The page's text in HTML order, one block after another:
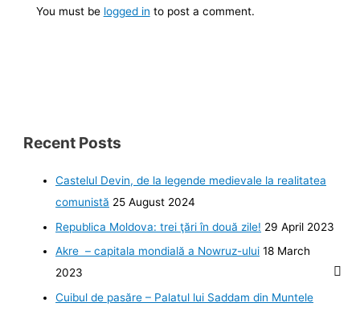
You must be logged in to post a comment.
Recent Posts
Castelul Devin, de la legende medievale la realitatea
comunistă 25 August 2024
Republica Moldova: trei ţări în două zile! 29 April 2023
Akre – capitala mondială a Nowruz-ului 18 March
2023
Cuibul de pasăre – Palatul lui Saddam din Muntele